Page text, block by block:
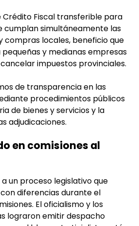
Crédito Fiscal transferible para
cumplan simultáneamente las
compras locales, beneficio que
y medianas empresas
impuestos provinciales.
de transparencia en las
procedimientos públicos
de bienes y servicios y la
adjudicaciones.
en comisiones al
a un proceso legislativo que
diferencias durante el
El oficialismo y los
lograron emitir despacho